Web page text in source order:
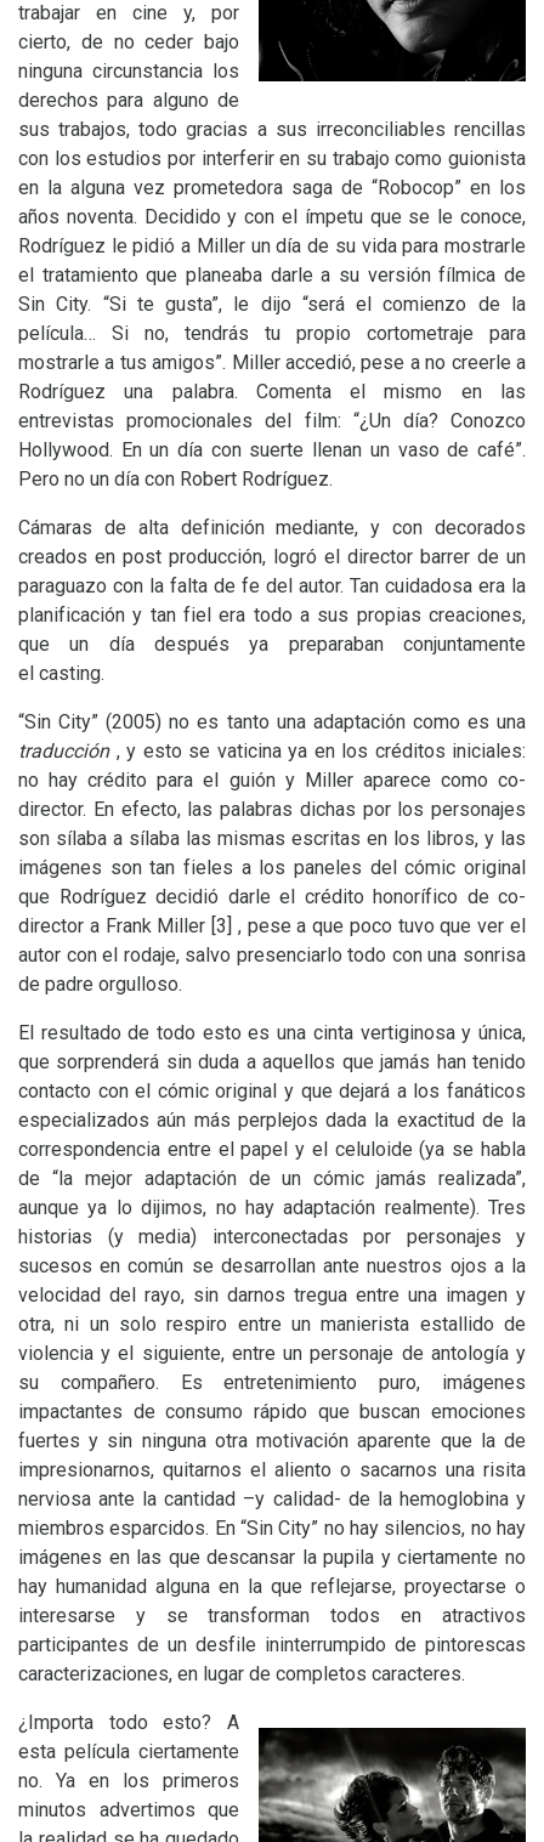
trabajar en cine y, por
cierto, de no ceder bajo
ninguna circunstancia los
derechos para alguno de
sus trabajos, todo gracias a sus irreconciliables rencillas
con los estudios por interferir en su trabajo como guionista
en la alguna vez prometedora saga de “Robocop” en los
años noventa. Decidido y con el ímpetu que se le conoce,
Rodríguez le pidió a Miller un día de su vida para mostrarle
el tratamiento que planeaba darle a su versión fílmica de
Sin City. “Si te gusta”, le dijo “será el comienzo de la
película… Si no, tendrás tu propio cortometraje para
mostrarle a tus amigos”. Miller accedió, pese a no creerle a
Rodríguez una palabra. Comenta el mismo en las
entrevistas promocionales del film: “¿Un día? Conozco
Hollywood. En un día con suerte llenan un vaso de café”.
Pero no un día con Robert Rodríguez.
Cámaras de alta definición mediante, y con decorados
creados en post producción, logró el director barrer de un
paraguazo con la falta de fe del autor. Tan cuidadosa era la
planificación y tan fiel era todo a sus propias creaciones,
que un día después ya preparaban conjuntamente
el casting.
“Sin City” (2005)no es tanto una adaptación como es una
traducción , y esto se vaticina ya en los créditos iniciales:
no hay crédito para el guión y Miller aparece como co-
director. En efecto, las palabras dichas por los personajes
son sílaba a sílaba las mismas escritas en los libros, y las
imágenes son tan fieles a los paneles del cómic original
que Rodríguez decidió darle el crédito honorífico de co-
director a Frank Miller [3] , pese a que poco tuvo que ver el
autor con el rodaje, salvo presenciarlo todo con una sonrisa
de padre orgulloso.
El resultado de todo esto es una cinta vertiginosa y única,
que sorprenderá sin duda a aquellos que jamás han tenido
contacto con el cómic original y que dejará a los fanáticos
especializados aún más perplejos dada la exactitud de la
correspondencia entre el papel y el celuloide (ya se habla
de “la mejor adaptación de un cómic jamás realizada”,
aunque ya lo dijimos, no hay adaptación realmente). Tres
historias (y media) interconectadas por personajes y
sucesos en común se desarrollan ante nuestros ojos a la
velocidad del rayo, sin darnos tregua entre una imagen y
otra, ni un solo respiro entre un manierista estallido de
violencia y el siguiente, entre un personaje de antología y
su compañero. Es entretenimiento puro, imágenes
impactantes de consumo rápido que buscan emociones
fuertes y sin ninguna otra motivación aparente que la de
impresionarnos, quitarnos el aliento o sacarnos una risita
nerviosa ante la cantidad –y calidad- de la hemoglobina y
miembros esparcidos. En “Sin City” no hay silencios, no hay
imágenes en las que descansar la pupila y ciertamente no
hay humanidad alguna en la que reflejarse, proyectarse o
interesarse y se transforman todos en atractivos
participantes de un desfile ininterrumpido de pintorescas
caracterizaciones, en lugar de completos caracteres.
¿Importa todo esto? A
esta película ciertamente
no. Ya en los primeros
minutos advertimos que